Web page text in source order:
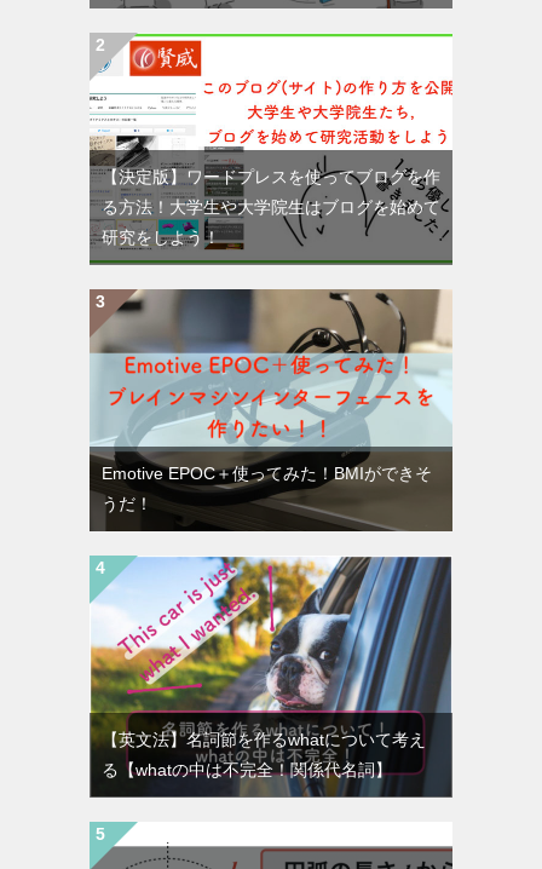
【決定版】ワードプレスを使ってブログを作
る方法！大学生や大学院生はブログを始めて
研究をしよう！
Emotive EPOC＋使ってみた！BMIができそ
うだ！
【英文法】名詞節を作るwhatについて考え
る【whatの中は不完全！関係代名詞】